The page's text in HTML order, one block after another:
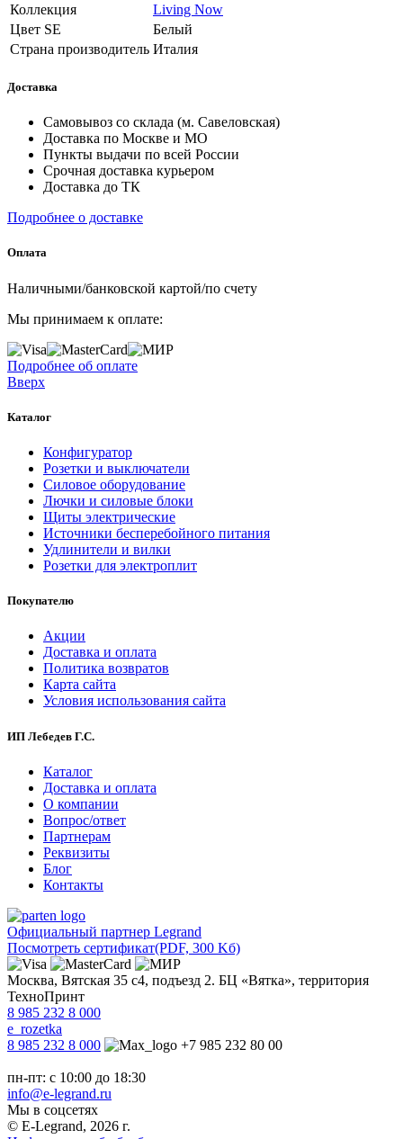
Коллекция
Living Now
Цвет SE
Белый
Страна производитель Италия
Доставка
Самовывоз со склада (м. Савеловская)
Доставка по Москве и МО
Пункты выдачи по всей России
Срочная доставка курьером
Доставка до ТК
Подробнее о доставке
Оплата
Наличными/банковской картой/по счету
Мы принимаем к оплате:
Подробнее об оплате
Вверх
Каталог
Конфигуратор
Розетки и выключатели
Силовое оборудование
Лючки и силовые блоки
Щиты электрические
Источники бесперебойного питания
Удлинители и вилки
Розетки для электроплит
Покупателю
Акции
Доставка и оплата
Политика возвратов
Карта сайта
Условия использования сайта
ИП Лебедев Г.С.
Каталог
Доставка и оплата
О компании
Вопрос/ответ
Партнерам
Реквизиты
Блог
Контакты
Официальный партнер Legrand
Посмотреть сертификат(PDF, 300 Kб)
Москва, Вятская 35 с4, подъезд 2. БЦ «Вятка», территория
ТехноПринт
8 985 232 8 000
e_rozetka
8 985 232 8 000
+7 985 232 80 00
пн-пт: с 10:00 до 18:30
info@e-legrand.ru
Мы в соцсетях
© E-Legrand, 2026 г.